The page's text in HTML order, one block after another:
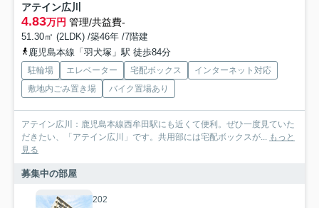
アテイン広川
4.83万円 管理/共益費-
51.30㎡ (2LDK) /築46年 /7階建
鹿児島本線「羽犬塚」駅 徒歩84分
駐輪場 エレベーター 宅配ボックス
インターネット対応
敷地内ごみ置き場
バイク置場あり
アテイン広川：鹿児島本線西牟田駅にも近くて便利。ぜひ一度見ていた
だきたい、「アテイン広川」です。共用部には宅配ボックスが... もっと
見る
募集中の部屋
202